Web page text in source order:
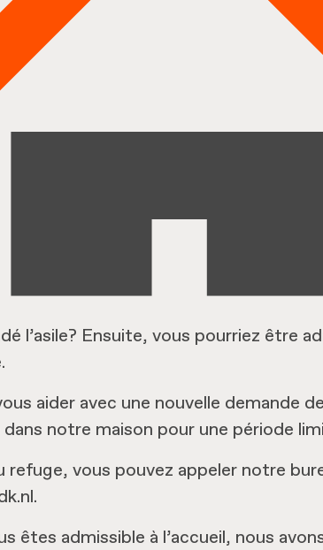
l’asile? Ensuite, vous pourriez être
aider avec une nouvelle demande
notre maison pour une période
refuge, vous pouvez appeler notre
êtes admissible à l’accueil, nous